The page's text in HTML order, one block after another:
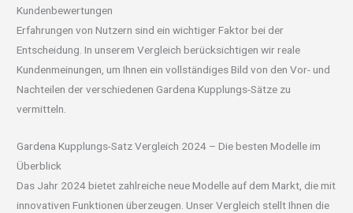
Kundenbewertungen
Erfahrungen von Nutzern sind ein wichtiger Faktor bei der
Entscheidung. In unserem Vergleich berücksichtigen wir reale
Kundenmeinungen, um Ihnen ein vollständiges Bild von den Vor- und
Nachteilen der verschiedenen Gardena Kupplungs-Sätze zu
vermitteln.
Gardena Kupplungs-Satz Vergleich 2024 – Die besten Modelle im
Überblick
Das Jahr 2024 bietet zahlreiche neue Modelle auf dem Markt, die mit
innovativen Funktionen überzeugen. Unser Vergleich stellt Ihnen die